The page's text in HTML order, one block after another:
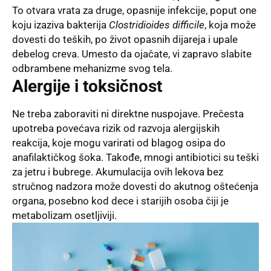
To otvara vrata za druge, opasnije infekcije, poput one
koju izaziva bakterija Clostridioides difficile, koja može
dovesti do teških, po život opasnih dijareja i upale
debelog creva. Umesto da ojačate, vi zapravo slabite
odbrambene mehanizme svog tela.
Alergije i toksičnost
Ne treba zaboraviti ni direktne nuspojave. Prečesta
upotreba povećava rizik od razvoja alergijskih
reakcija, koje mogu varirati od blagog osipa do
anafilaktičkog šoka. Takođe, mnogi antibiotici su teški
za jetru i bubrege. Akumulacija ovih lekova bez
stručnog nadzora može dovesti do akutnog oštećenja
organa, posebno kod dece i starijih osoba čiji je
metabolizam osetljiviji.